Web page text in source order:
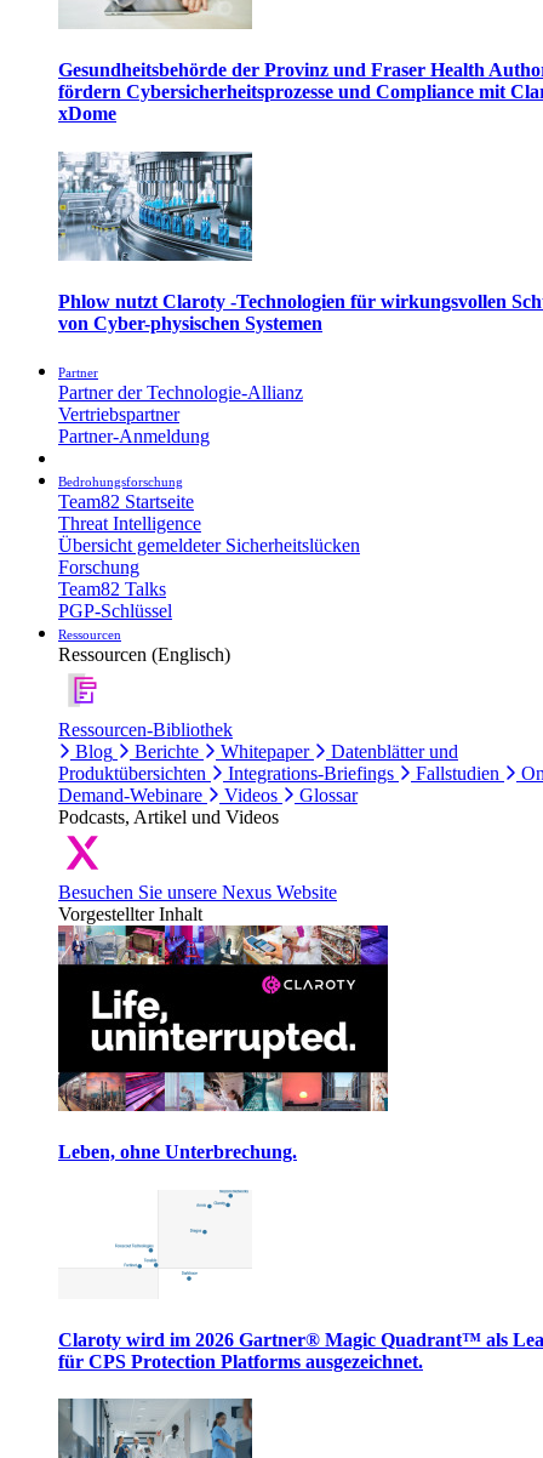
Gesundheitsbehörde der Provinz und Fraser Health
fördern Cybersicherheitsprozesse und Compliance mit
xDome
Phlow nutzt Claroty -Technologien für wirkungsvollen
von Cyber-physischen Systemen
Partner
Partner der Technologie-Allianz
Vertriebspartner
Partner-Anmeldung
Bedrohungsforschung
Team82 Startseite
Threat Intelligence
Übersicht gemeldeter Sicherheitslücken
Forschung
Team82 Talks
PGP-Schlüssel
Ressourcen
Ressourcen (Englisch)
Ressourcen-Bibliothek
Blog
Berichte Whitepaper
Datenblätter und
Produktübersichten
Integrations-Briefings Fallstudien
Demand-Webinare
Videos
Glossar
Podcasts, Artikel und Videos
Besuchen Sie unsere Nexus Website
Vorgestellter Inhalt
Leben, ohne Unterbrechung.
Claroty wird im 2026 Gartner® Magic Quadrant™ als
für CPS Protection Platforms ausgezeichnet.